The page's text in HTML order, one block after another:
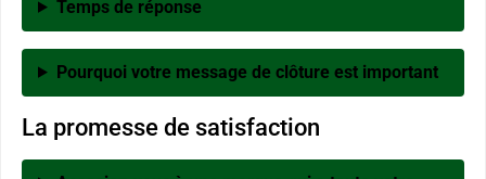
Temps de réponse
Pourquoi votre message de clôture est important
La promesse de satisfaction